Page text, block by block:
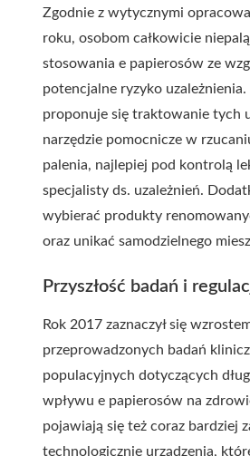
Zgodnie z wytycznymi
roku, osobom całkowicie
stosowania e papierosów ze
potencjalne ryzyko
proponuje się traktowanie tych
narzędzie pomocnicze w
palenia, najlepiej pod kontrolą
specjalisty ds. uzależnień.
wybierać produkty
oraz unikać samodzielnego
Przyszłość badań i
Rok 2017 zaznaczył się
przeprowadzonych badań
populacyjnych dotyczących
wpływu e papierosów na
pojawiają się też coraz bardziej
technologicznie urządzenia,